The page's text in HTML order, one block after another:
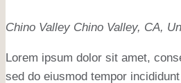
Chino Valley Chino Valley, CA,
Lorem ipsum dolor sit amet,
sed do eiusmod tempor